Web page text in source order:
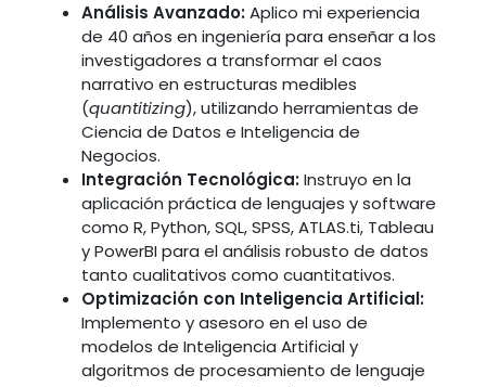
Análisis Avanzado:Aplico mi experiencia
de 40 años en ingeniería para enseñar a los
investigadores a transformar el caos
narrativo en estructuras medibles
(quantitizing), utilizando herramientas de
Ciencia de Datos e Inteligencia de
Negocios.
Integración Tecnológica:Instruyo en la
aplicación práctica de lenguajes y software
como R, Python, SQL, SPSS, ATLAS.ti, Tableau
y PowerBI para el análisis robusto de datos
tanto cualitativos como cuantitativos.
Optimización con Inteligencia Artificial:
Implemento y asesoro en el uso de
modelos de Inteligencia Artificial y
algoritmos de procesamiento de lenguaje